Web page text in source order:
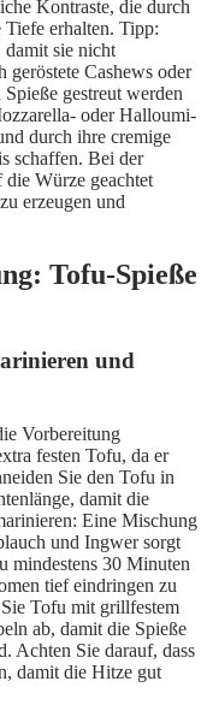
Kontraste, die durch
erhalten. Tipp:
damit sie nicht
Cashews oder
gestreut werden
oder Halloumi-
durch ihre cremige
schaffen. Bei der
Würze geachtet
erzeugen und
Tofu-Spieße
und
Vorbereitung
festen Tofu, da er
Sie den Tofu in
damit die
Eine Mischung
und Ingwer sorgt
mindestens 30 Minuten
tief eindringen zu
Tofu mit grillfestem
ab, damit die Spieße
Achten Sie darauf, dass
damit die Hitze gut